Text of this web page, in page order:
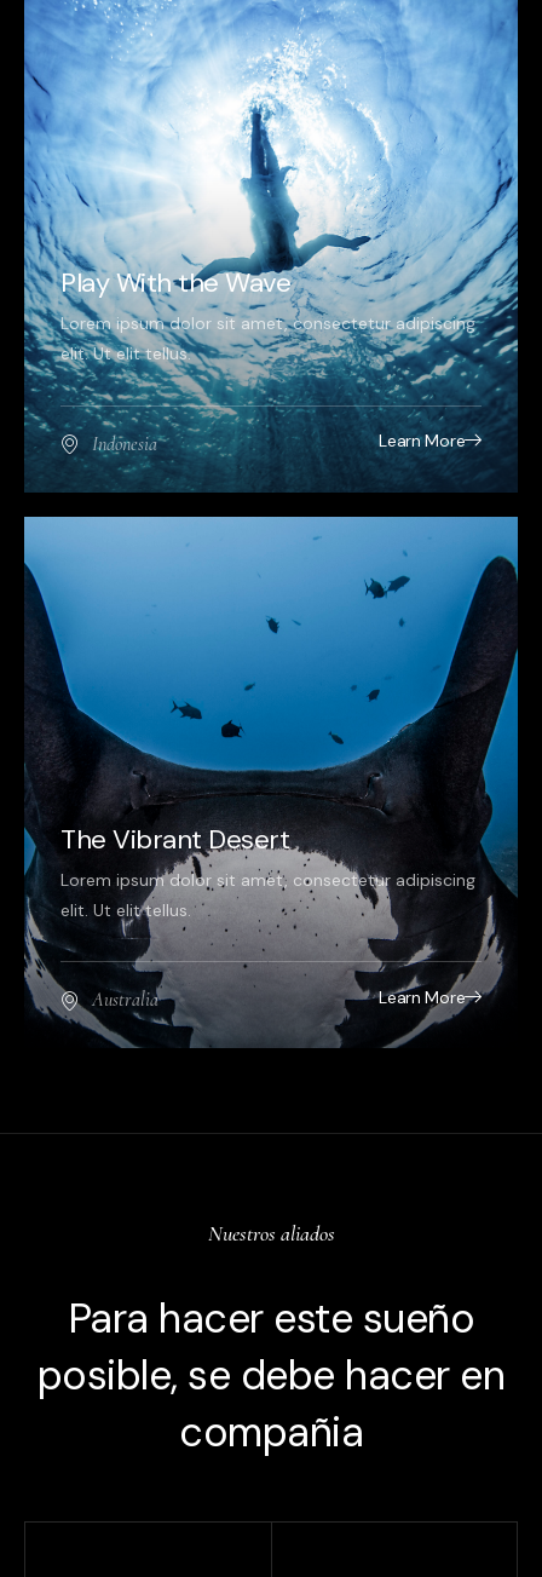
Play With the Wave
Lorem ipsum dolor sit amet, consectetur adipiscing
elit. Ut elit tellus.
Indonesia Learn More
The Vibrant Desert
Lorem ipsum dolor sit amet, consectetur adipiscing
elit. Ut elit tellus.
Australia Learn More
Nuestros aliados
Para hacer este sueño
posible, se debe hacer en
compañia